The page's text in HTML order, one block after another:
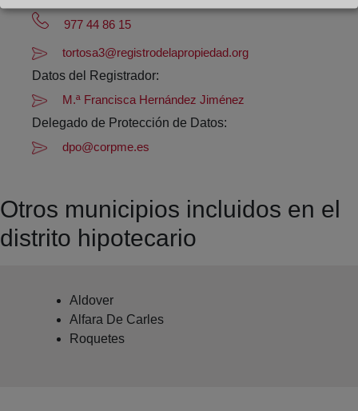
977 44 86 15
tortosa3@registrodelapropiedad.org
Datos del Registrador:
M.ª Francisca Hernández Jiménez
Delegado de Protección de Datos:
dpo@corpme.es
Otros municipios incluidos en el
distrito hipotecario
Aldover
Alfara De Carles
Roquetes